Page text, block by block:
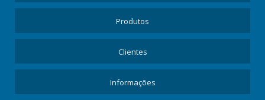
Produtos
Clientes
Informações